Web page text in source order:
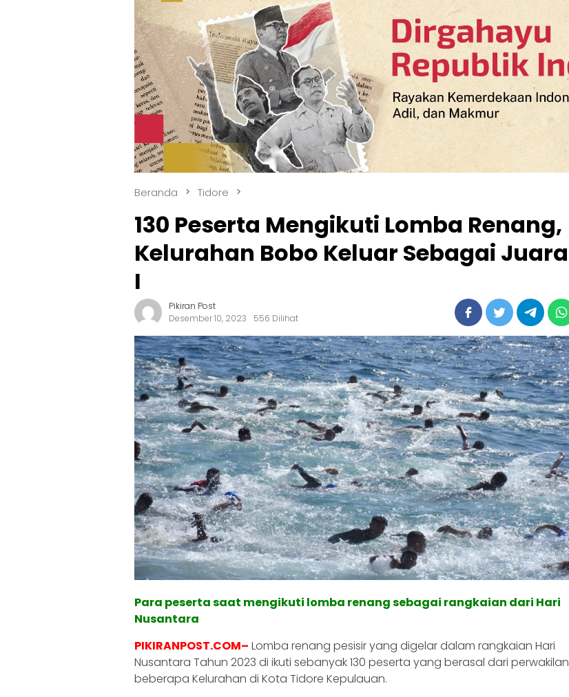
Beranda Tidore
130 Peserta Mengikuti Lomba Renang,
Kelurahan Bobo Keluar Sebagai Juara
I
Pikiran Post
Desember 10, 2023
556 Dilihat
Para peserta saat mengikuti lomba renang sebagai rangkaian dari Hari
Nusantara
PIKIRANPOST.COM– Lomba renang pesisir yang digelar dalam rangkaian Hari
Nusantara Tahun 2023 di ikuti sebanyak 130 peserta yang berasal dari perwakilan
beberapa Kelurahan di Kota Tidore Kepulauan.